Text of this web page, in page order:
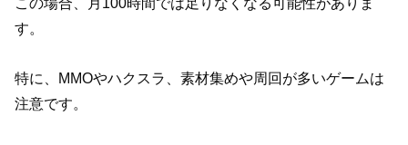
す。
特に、MMOやハクスラ、素材集めや周回が多いゲームは
注意です。